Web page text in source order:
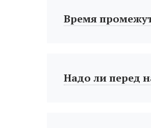
Время
Надо ли перед